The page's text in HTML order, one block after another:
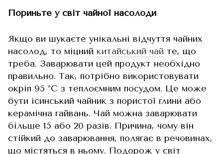
Пориньте у світ чайної насолоди
Якщо ви шукаєте унікальні відчуття чайних
насолод, то міцний китайський чай те, що
треба. Заварювати цей продукт необхідно
правильно. Так, потрібно використовувати
окріп 95 °C з теплоємним посудом. Це може
бути ісинський чайник з пористої глини або
керамічна гайвань. Чай можна заварювати
більше 15 або 20 разів. Причина, чому він
стійкий до заварювання, полягає в речовинах,
що містяться в ньому. Подорож у світ